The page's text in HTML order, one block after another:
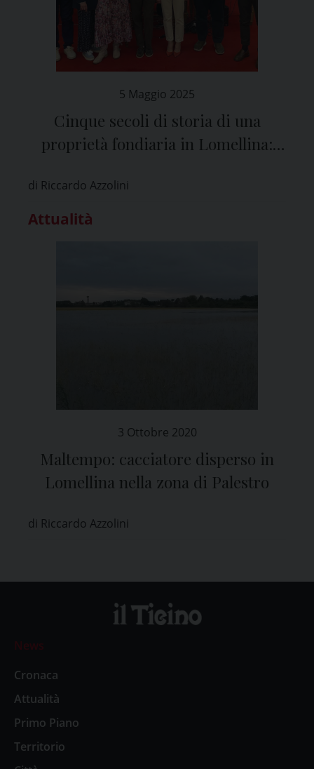
5 Maggio 2025
Cinque secoli di storia di una
proprietà fondiaria in Lomellina:
Università a Pavia
di Riccardo Azzolini
Attualità
3 Ottobre 2020
Maltempo: cacciatore disperso in
Lomellina nella zona di Palestro
di Riccardo Azzolini
News
Cronaca
Attualità
Primo Piano
Territorio